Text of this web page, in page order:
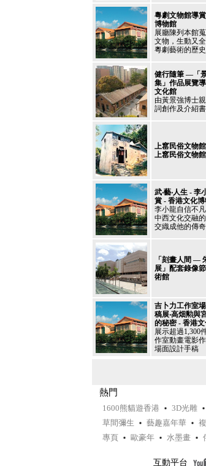
粵劇文物館導
博物館
展廳陳列本館
文物，生動又
粵劇藝術的歷史
健行隨筆 —「
集」作品展覽
文化館
由黃景強博士
詞創作及介紹
上窰民俗文物
上窰民俗文物館
武‧藝‧人生 - 李
賞 - 香港文化
李小龍自信不
中西文化交融
交織成他的傳奇
「刻畫人間 —
展」配套錄像
術館
吉卜力工作室
稿展‧高畑勲與
的秘密 - 香港
展示超過1,300
作室動畫電影
場面設計手稿
熱門
1600熊貓遊香港 3D光雕
草間彌生
藝趣嘉年華
專頁
歐豪年 水墨畫
互動平台